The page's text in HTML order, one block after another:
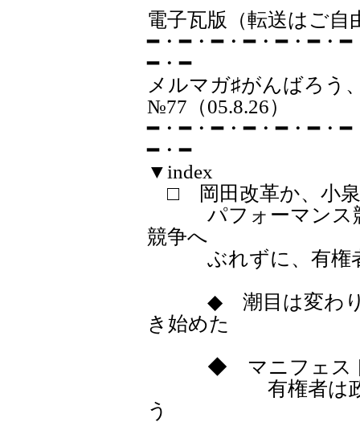
電子瓦版（転送はご自
━・━・━・━・━・━・
━・━
メルマガ♯が
№77（05.8.26）
━・━・━・━・━・━・
━・━
▼index
□ 岡田改革か、小泉
パフォーマンス競
競争へ
ぶれずに、有権者
◆ 潮目は変わり
き始めた
◆ マニフェスト競
有権者は政策で
う